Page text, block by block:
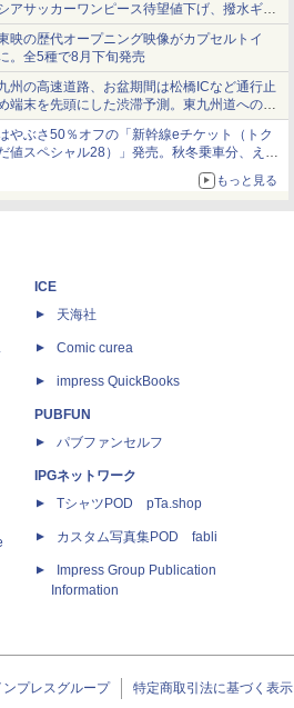
アサッカーワンピース待望値下げ、撥水ギア
ョーツは1990円に
映の歴代オープニング映像がカプセルトイ
。全5種で8月下旬発売
州の高速道路、お盆期間は松橋ICなど通行止
端末を先頭にした渋滞予測。東九州道への迂
は料金調整を実施
やぶさ50％オフの「新幹線eチケット（トク
値スペシャル28）」発売。秋冬乗車分、えき
もっと見る
ICE
天海社
Comic curea
impress QuickBooks
PUBFUN
パブファンセルフ
IPGネットワーク
TシャツPOD pTa.shop
カスタム写真集POD fabli
Impress Group Publication
Information
ンプレスグループ 特定商取引法に基づく表示